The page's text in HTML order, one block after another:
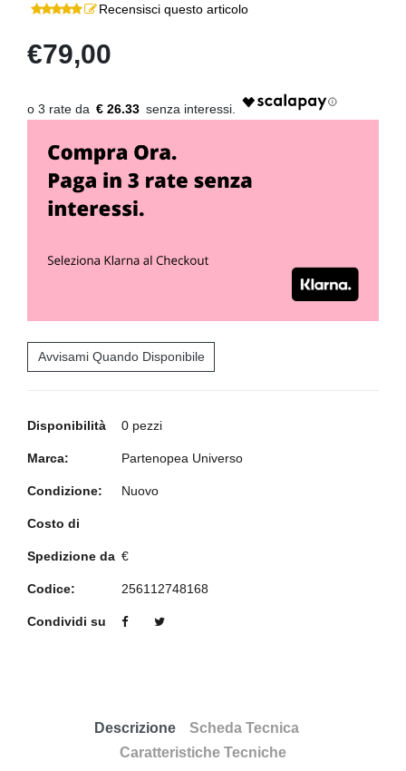
Recensisci questo articolo
€79,00
€ 26.33
Avvisami Quando Disponibile
Disponibilità 0 pezzi
Marca: Partenopea Universo
Condizione: Nuovo
Costo di
Spedizione da €
Codice: 256112748168
Condividi su
Descrizione
Scheda Tecnica
Caratteristiche Tecniche